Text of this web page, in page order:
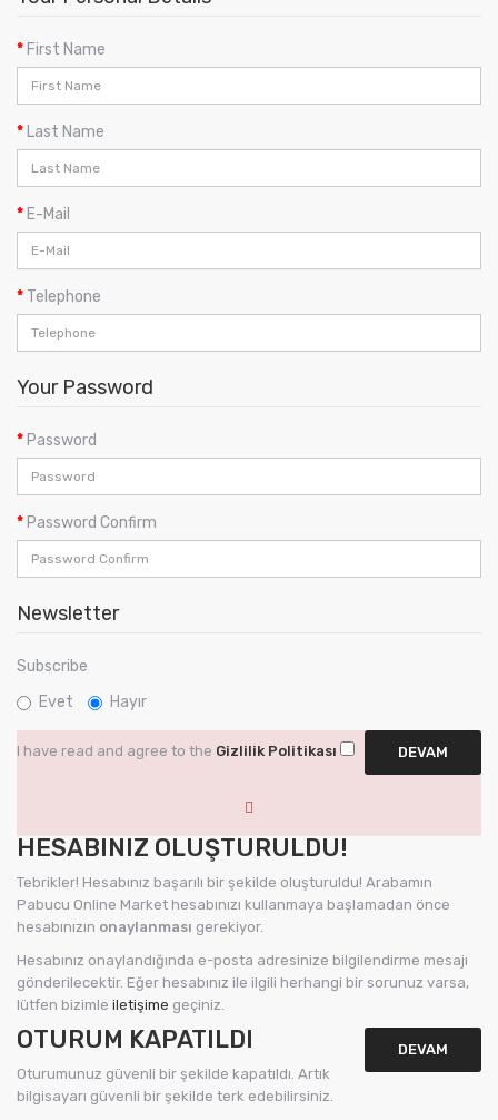
First Name
Last Name
E-Mail
Telephone
Your Password
Password
Password Confirm
Newsletter
Subscribe
Evet
Hayır
I have read and agree to the Gizlilik Politikası
HESABINIZ OLUŞTURULDU!
Tebrikler! Hesabınız başarılı bir şekilde oluşturuldu! Arabamın
Pabucu Online Market hesabınızı kullanmaya başlamadan önce
hesabınızın onaylanması gerekiyor.
Hesabınız onaylandığında e-posta adresinize bilgilendirme mesajı
gönderilecektir. Eğer hesabınız ile ilgili herhangi bir sorunuz varsa,
lütfen bizimle iletişime geçiniz.
DEVAM
OTURUM KAPATILDI
Oturumunuz güvenli bir şekilde kapatıldı. Artık
bilgisayarı güvenli bir şekilde terk edebilirsiniz.